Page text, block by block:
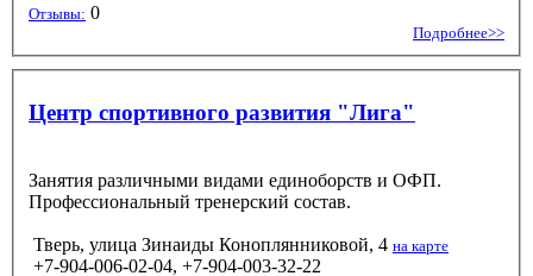
Отзывы: 0
Подробнее>>
Центр спортивного развития "Лига"
Занятия различными видами единоборств и ОФП.
Профессиональный тренерский состав.
Тверь, улица Зинаиды Коноплянниковой, 4 на карте
+7-904-006-02-04, +7-904-003-32-22